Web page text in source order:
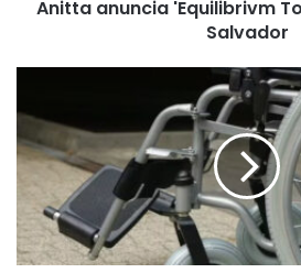
Anitta anuncia 'Equilibrivm
Salvador
fila:
em
apenas
8
crianças